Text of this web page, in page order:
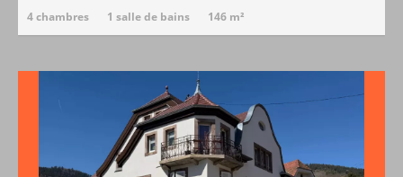
4 chambres 1 salle de bains 146 m²